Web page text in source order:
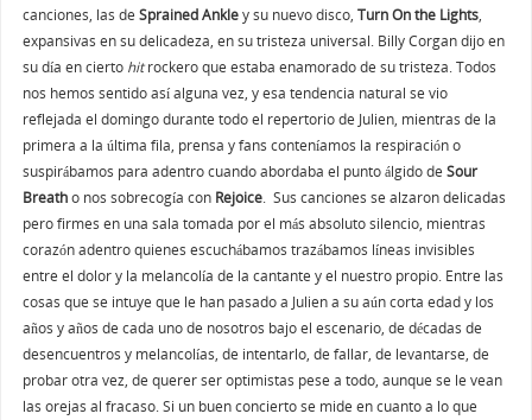
canciones, las de Sprained Ankley su nuevo disco, Turn On the Lights,
expansivas en su delicadeza, en su tristeza universal. Billy Corgan dijo en
su día en cierto hitrockero que estaba enamorado de su tristeza. Todos
nos hemos sentido así alguna vez, y esa tendencia natural se vio
reflejada el domingo durante todo el repertorio de Julien, mientras de la
primera a la última fila, prensa y fans conteníamos la respiración o
suspirábamos para adentro cuando abordaba el punto álgido de Sour
Breatho nos sobrecogía con Rejoice. Sus canciones se alzaron delicadas
pero firmes en una sala tomada por el más absoluto silencio, mientras
corazón adentro quienes escuchábamos trazábamos líneas invisibles
entre el dolor y la melancolía de la cantante y el nuestro propio. Entre las
cosas que se intuye que le han pasado a Julien a su aún corta edad y los
años y años de cada uno de nosotros bajo el escenario, de décadas de
desencuentros y melancolías, de intentarlo, de fallar, de levantarse, de
probar otra vez, de querer ser optimistas pese a todo, aunque se le vean
las orejas al fracaso. Si un buen concierto se mide en cuanto a lo que